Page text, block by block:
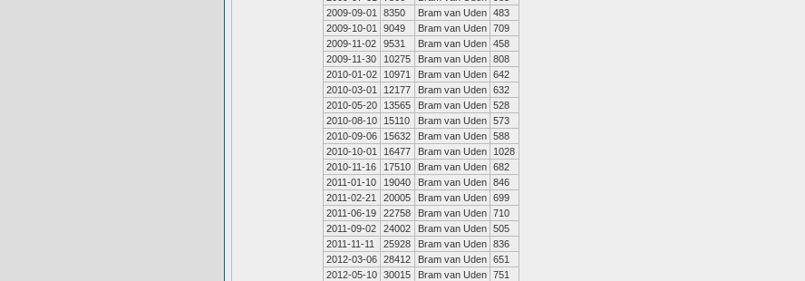
2009-09-01
8350 Bram van Uden 483
2009-10-01
9049 Bram van Uden 709
2009-11-02
9531 Bram van Uden 458
2009-11-30
10275 Bram van Uden 808
2010-01-02
10971 Bram van Uden 642
2010-03-01
12177 Bram van Uden 632
2010-05-20
13565 Bram van Uden 528
2010-08-10
15110 Bram van Uden 573
2010-09-06
15632 Bram van Uden 588
2010-10-01
16477 Bram van Uden
1028
2010-11-16
17510 Bram van Uden 682
2011-01-10
19040 Bram van Uden 846
2011-02-21
20005 Bram van Uden 699
2011-06-19
22758 Bram van Uden 710
2011-09-02
24002 Bram van Uden 505
2011-11-11
25928 Bram van Uden 836
2012-03-06 28412 Bram van Uden 651
2012-05-10 30015 Bram van Uden 751